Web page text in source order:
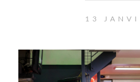
13